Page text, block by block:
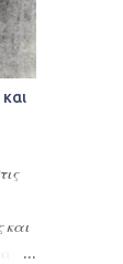
να
και